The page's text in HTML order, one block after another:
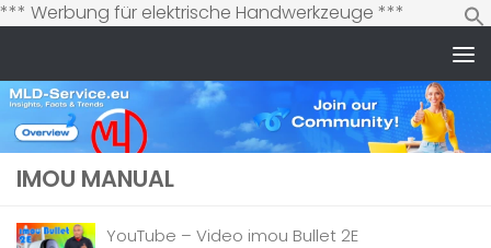
*** Werbung für elektrische Handwerkzeuge ***
Inhalt
IMOU MANUAL
YouTube – Video imou Bullet 2E